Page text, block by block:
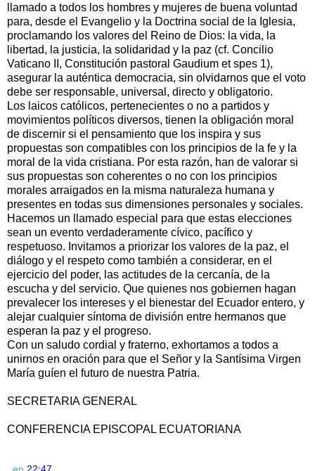
llamado a todos los hombres y mujeres de buena voluntad
para, desde el Evangelio y la Doctrina social de la Iglesia,
proclamando los valores del Reino de Dios: la vida, la
libertad, la justicia, la solidaridad y la paz (cf. Concilio
Vaticano II, Constitución pastoral Gaudium et spes 1),
asegurar la auténtica democracia, sin olvidarnos que el voto
debe ser responsable, universal, directo y obligatorio.
Los laicos católicos, pertenecientes o no a partidos y
movimientos políticos diversos, tienen la obligación moral
de discernir si el pensamiento que los inspira y sus
propuestas son compatibles con los principios de la fe y la
moral de la vida cristiana. Por esta razón, han de valorar si
sus propuestas son coherentes o no con los principios
morales arraigados en la misma naturaleza humana y
presentes en todas sus dimensiones personales y sociales.
Hacemos un llamado especial para que estas elecciones
sean un evento verdaderamente cívico, pacífico y
respetuoso. Invitamos a priorizar los valores de la paz, el
diálogo y el respeto como también a considerar, en el
ejercicio del poder, las actitudes de la cercanía, de la
escucha y del servicio. Que quienes nos gobiernen hagan
prevalecer los intereses y el bienestar del Ecuador entero, y
alejar cualquier síntoma de división entre hermanos que
esperan la paz y el progreso.
Con un saludo cordial y fraterno, exhortamos a todos a
unirnos en oración para que el Señor y la Santísima Virgen
María guíen el futuro de nuestra Patria.
SECRETARIA GENERAL
CONFERENCIA EPISCOPAL ECUATORIANA